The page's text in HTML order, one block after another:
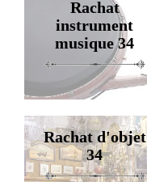
Rachat
instrument
musique 34
Rachat d'objet
34